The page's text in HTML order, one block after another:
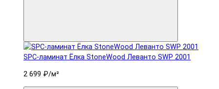
SPC-ламинат Ëлка StoneWood Леванто SWP 2001
2 699 ₽/м²